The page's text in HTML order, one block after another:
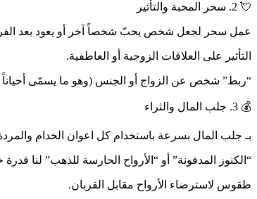
💘 2. سحر المحبة والتأثير
عمل سحر لجعل شخص يحبّ شخصاً آخر أو يعود بعد
التأثير على العلاقات الزوجية أو العاطفية.
“ربط” شخص عن الزواج أو الجنس (وهو ما يسمّى أحياناً
💰 3. جلب المال والثراء
بـ جلب المال بسرعة باستخدام كل اعوان الخدام
“الكنوز المدفونة” أو “الأرواح الحارسة للذهب” لنا
طقوس لاسترضاء الأرواح مقابل القربان.